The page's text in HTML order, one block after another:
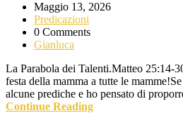
Maggio 13, 2026
Predicazioni
0 Comments
Gianluca
La Parabola dei Talenti.Matteo 25:14-
festa della mamma a tutte le
alcune prediche e ho pensato di
Continue Reading